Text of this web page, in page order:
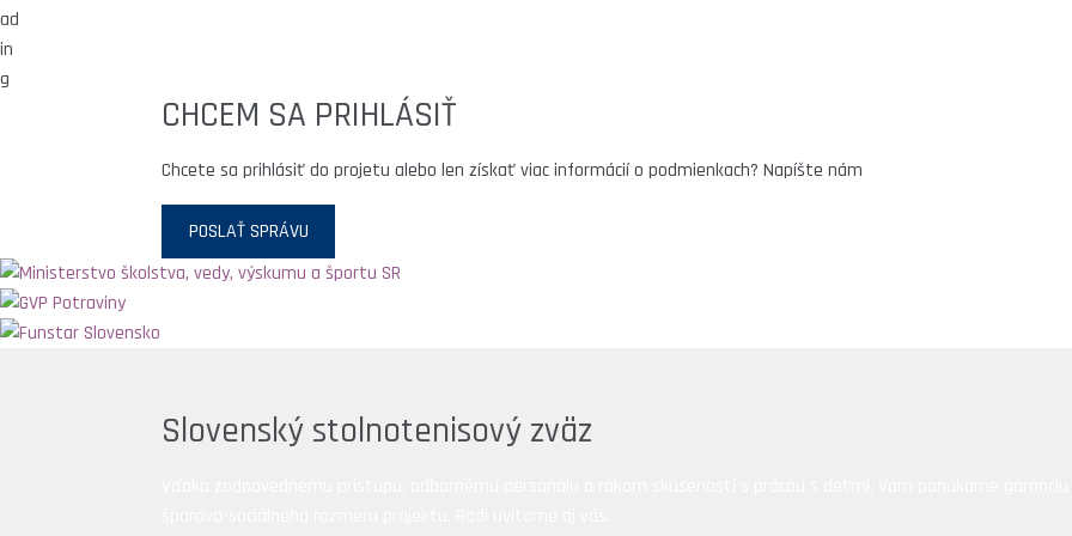
CHCEM SA PRIHLÁSIŤ
Chcete sa prihlásiť do projetu alebo len získať viac informácií o podmienkach? Napíšte nám
POSLAŤ SPRÁVU
Slovenský stolnotenisový zväz